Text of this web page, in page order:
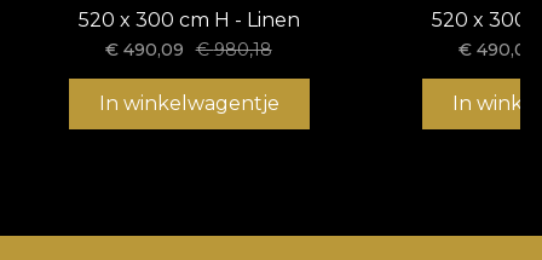
gemaakt van natuurlijke, milieuvriendelijke en
biologisch afbreekbare materialen. **House of
gebruiken voor het aanbrengen van het behang.
Op deze manier kunt u genieten van een snel,
520 x 300 cm H - Linen
€490,09 €980,18
In winkelwagentje
520 x 300
€490,09
In